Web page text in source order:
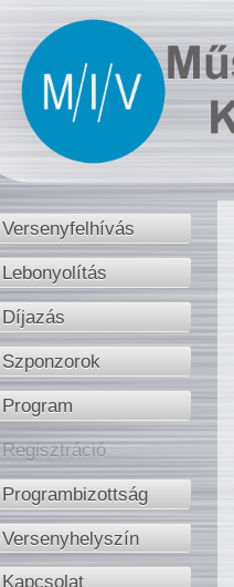
Versenyfelhívás
Lebonyolítás
Díjazás
Szponzorok
Program
Regisztráció
Programbizottság
Versenyhelyszín
Kapcsolat